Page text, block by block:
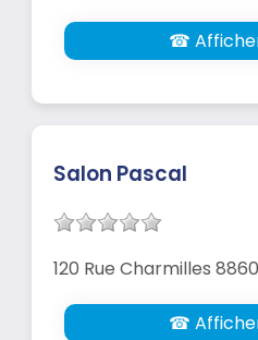
☎
Salon Pascal
120 Rue Charmilles
☎